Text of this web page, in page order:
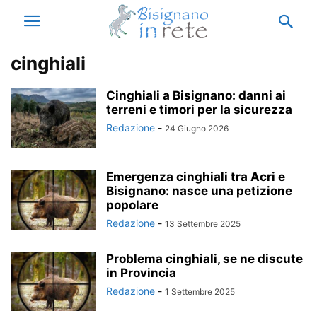
cinghiali
Cinghiali a Bisignano: danni ai
terreni e timori per la sicurezza
Redazione - 24 Giugno 2026
Emergenza cinghiali tra Acri e
Bisignano: nasce una petizione
popolare
Redazione - 13 Settembre 2025
Problema cinghiali, se ne discute
in Provincia
Redazione - 1 Settembre 2025